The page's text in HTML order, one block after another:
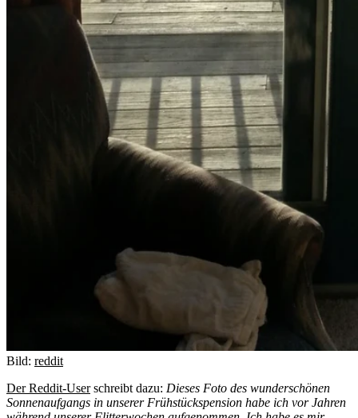
Bild: reddit
Der Reddit-Userschreibt dazu: Dieses Foto des wunderschönen
Sonnenaufgangs in unserer Frühstückspension habe ich vor Jahren